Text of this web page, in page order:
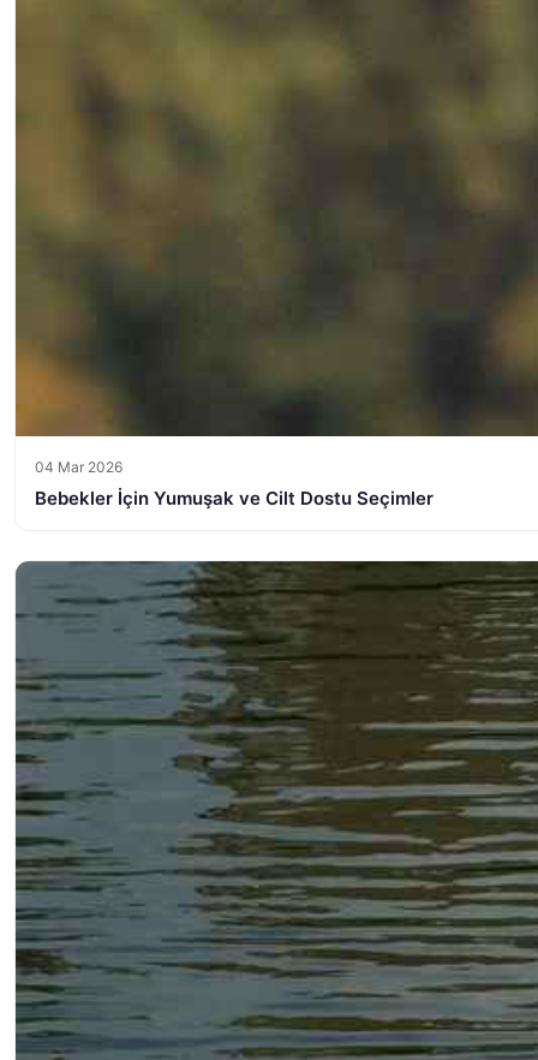
04 Mar 2026
Bebekler İçin Yumuşak ve Cilt Dostu Seçimler